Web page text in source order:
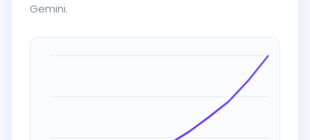
Gemini.